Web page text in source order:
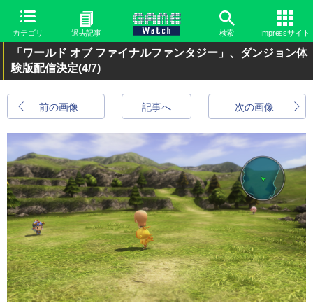
カテゴリ 過去記事 検索 Impressサイト
「ワールド オブ ファイナルファンタジー」、ダンジョン体
験版配信決定(4/7)
前の画像 次の画像
記事へ